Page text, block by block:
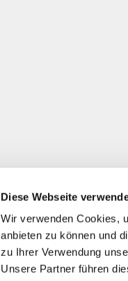
Diese Webseite
Wir verwenden Cookies,
anbieten zu können und
zu Ihrer Verwendung
Unsere Partner führen